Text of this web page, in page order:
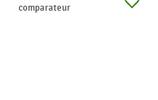
comparateur